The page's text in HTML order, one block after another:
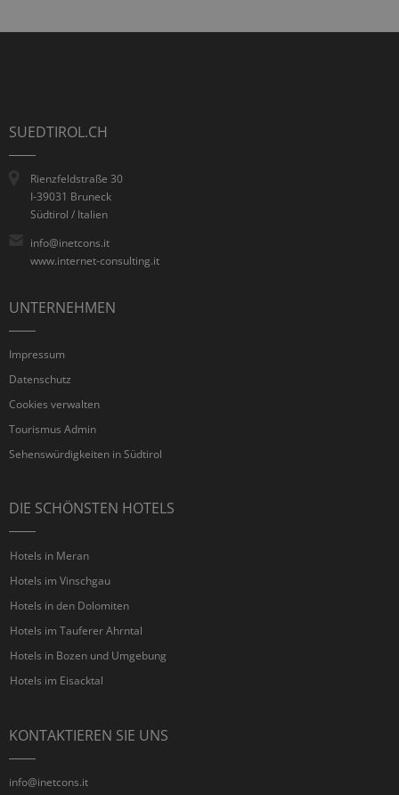
SUEDTIROL.CH
Rienzfeldstraße 30
I-39031 Bruneck
Südtirol / Italien
info@inetcons.it
www.internet-consulting.it
UNTERNEHMEN
Impressum
Datenschutz
Cookies verwalten
Tourismus Admin
Sehenswürdigkeiten in Südtirol
DIE SCHÖNSTEN HOTELS
Hotels in Meran
Hotels im Vinschgau
Hotels in den Dolomiten
Hotels im Tauferer Ahrntal
Hotels in Bozen und Umgebung
Hotels im Eisacktal
KONTAKTIEREN SIE UNS
info@inetcons.it